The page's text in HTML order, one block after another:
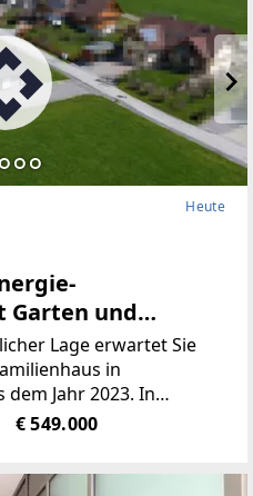
Heute
Garten und
für Familien!
Lage erwartet Sie
in
Jahr 2023. In
Energietechnik bietet
und
€ 549.000